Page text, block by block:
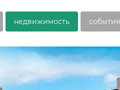
недвижимость события
1мкг/м3
1 мкг/м3